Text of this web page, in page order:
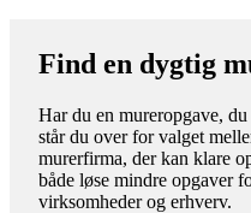
Find en dygtig
Har du en mureropgave,
står du over for valget
murerfirma, der kan klare
både løse mindre opgaver
virksomheder og erhverv.